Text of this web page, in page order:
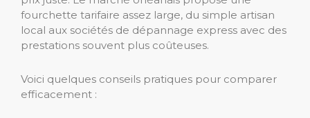
fourchette tarifaire assez large, du simple artisan
local aux sociétés de dépannage express avec des
prestations souvent plus coûteuses.
Voici quelques conseils pratiques pour comparer
efficacement :